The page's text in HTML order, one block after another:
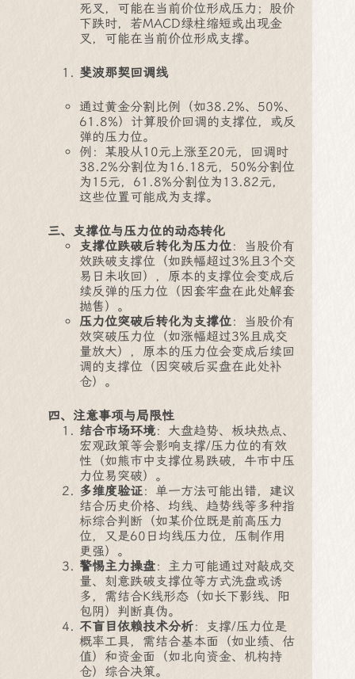
死叉，可能在当前价位形成压力；股价
下跌时，若MACD绿柱缩短或出现金
叉，可能在当前价位形成支撑。
斐波那契回调线
通过黄金分割比例（如38.2%、50%、
61.8%）计算股价回调的支撑位，或反
弹的压力位。
例：某股从10元上涨至20元，回调时
38.2%分割位为16.18元，50%分割位
为15元，61.8%分割位为13.82元，
这些位置可能成为支撑。
三、支撑位与压力位的动态转化
支撑位跌破后转化为压力位：当股价有
效跌破支撑位（如跌幅超过3%且3个交
易日未收回），原本的支撑位会变成后
续反弹的压力位（因套牢盘在此处解套
抛售）。
压力位突破后转化为支撑位：当股价有
效突破压力位（如涨幅超过3%且成交
量放大），原本的压力位会变成后续回
调的支撑位（因突破后买盘在此处补
仓）。
四、注意事项与局限性
结合市场环境：大盘趋势、板块热点、
宏观政策等会影响支撑/压力位的有效
性（如熊市中支撑位易跌破，牛市中压
力位易突破）。
多维度验证：单一方法可能出错，建议
结合历史价格、均线、趋势线等多种指
标综合判断（如某价位既是前高压力
位，又是60日均线压力位，压制作用
更强）。
警惕主力操盘：主力可能通过对敲成交
量、刻意跌破支撑位等方式洗盘或诱
多，需结合K线形态（如长下影线、阳
包阴）判断真伪。
不盲目依赖技术分析：支撑/压力位是
概率工具，需结合基本面（如业绩、估
值）和资金面（如北向资金、机构持
仓）综合决策。